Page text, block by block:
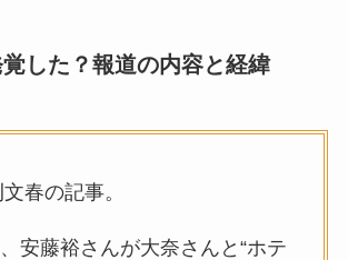
した？報道の内容と経緯
春の記事。
安藤裕さんが大奈さんと“ホテ